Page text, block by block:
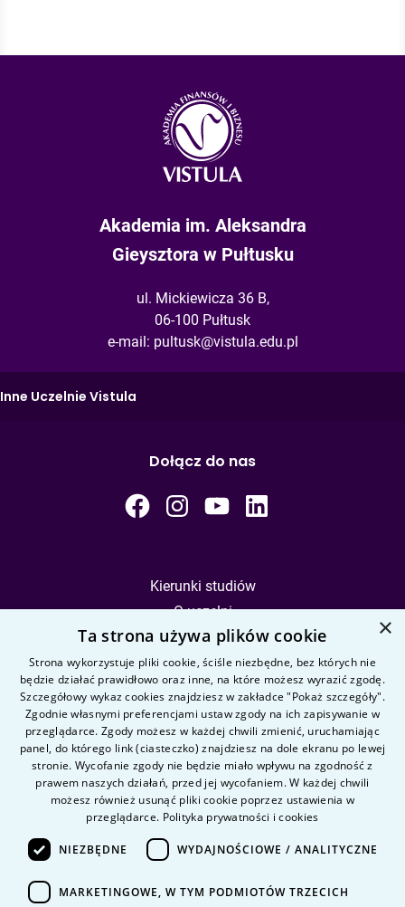
Akademia im. Aleksandra
Gieysztora w Pułtusku
ul. Mickiewicza 36 B,
06-100 Pułtusk
e-mail: pultusk@vistula.edu.pl
Inne Uczelnie Vistula
Kierunki studiów
O uczelni
Kandydat
Student
Nauka i badania
Intranet
Pytania i odpowiedzi
Kontakt
Kariera na uczelni
Dane Osobowe
Dołącz do nas
×
Ta strona używa plików cookie
Strona wykorzystuje pliki cookie, ściśle niezbędne, bez których nie
będzie działać prawidłowo oraz inne, na które możesz wyrazić zgodę.
Szczegółowy wykaz cookies znajdziesz w zakładce "Pokaż szczegóły".
Zgodnie własnymi preferencjami ustaw zgody na ich zapisywanie w
przeglądarce. Zgody możesz w każdej chwili zmienić, uruchamiając
panel, do którego link (ciasteczko) znajdziesz na dole ekranu po lewej
stronie. Wycofanie zgody nie będzie miało wpływu na zgodność z
prawem naszych działań, przed jej wycofaniem. W każdej chwili
możesz również usunąć pliki cookie poprzez ustawienia w
przeglądarce. Polityka prywatności i cookies
NIEZBĘDNE WYDAJNOŚCIOWE / ANALITYCZNE
MARKETINGOWE, W TYM PODMIOTÓW TRZECICH